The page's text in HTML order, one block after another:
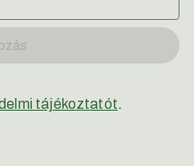
tájékoztatót.